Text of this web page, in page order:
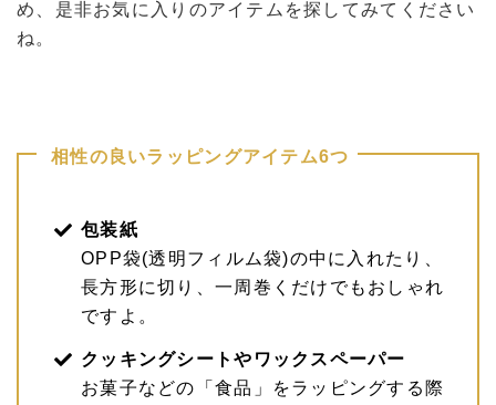
め、是非お気に入りのアイテムを探してみてください
ね。
相性の良いラッピングアイテム6つ
包装紙
OPP袋(透明フィルム袋)の中に入れたり、
長方形に切り、一周巻くだけでもおしゃれ
ですよ。
クッキングシートやワックスペーパー
お菓子などの「食品」をラッピングする際